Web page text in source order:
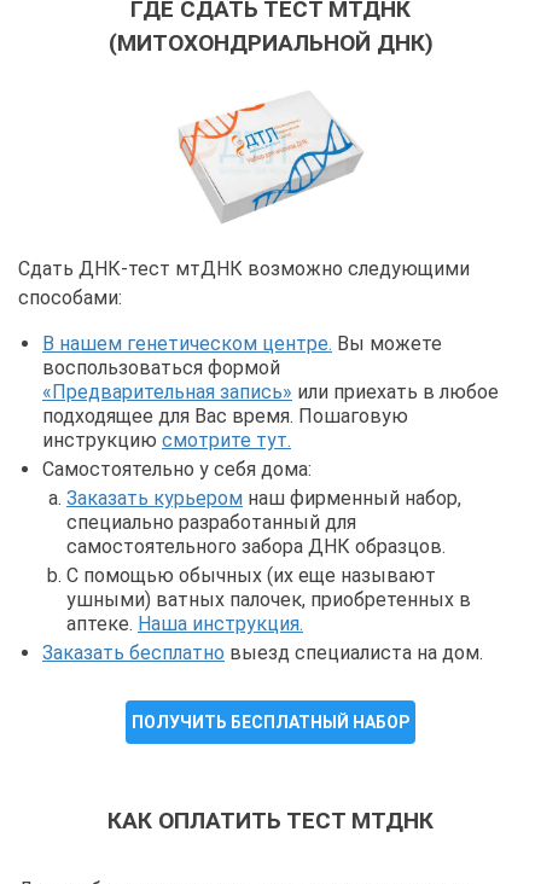
ГДЕ СДАТЬ ТЕСТ МТДНК
(МИТОХОНДРИАЛЬНОЙ ДНК)
Сдать ДНК-тест мтДНК возможно следующими
способами:
В нашем генетическом центре. Вы можете
воспользоваться формой
«Предварительная запись» или приехать в любое
подходящее для Вас время. Пошаговую
инструкцию смотрите тут.
Самостоятельно у себя дома:
Заказать курьером наш фирменный набор,
специально разработанный для
самостоятельного забора ДНК образцов.
С помощью обычных (их еще называют
ушными) ватных палочек, приобретенных в
аптеке. Наша инструкция.
Заказать бесплатно выезд специалиста на дом.
ПОЛУЧИТЬ БЕСПЛАТНЫЙ НАБОР
КАК ОПЛАТИТЬ ТЕСТ МТДНК